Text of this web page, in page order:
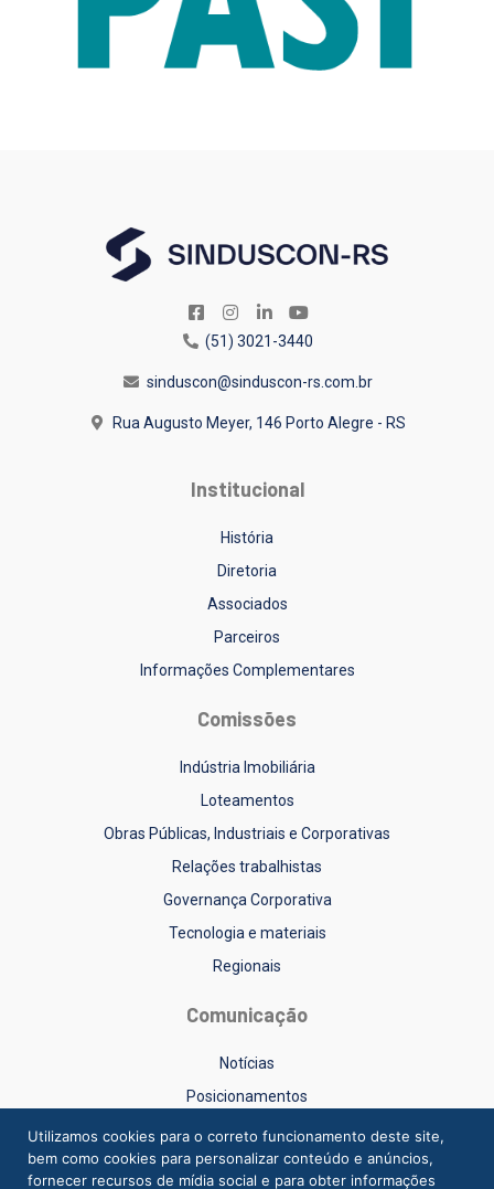
(51) 3021-3440
sinduscon@sinduscon-rs.com.br
Rua Augusto Meyer, 146 Porto Alegre - RS
Institucional
História
Diretoria
Associados
Parceiros
Informações Complementares
Comissões
Indústria Imobiliária
Loteamentos
Obras Públicas, Industriais e Corporativas
Relações trabalhistas
Governança Corporativa
Tecnologia e materiais
Regionais
Comunicação
Notícias
Posicionamentos
Sinduscon-RS na Mídia
Vídeos
Utilizamos cookies para o correto funcionamento deste site,
bem como cookies para personalizar conteúdo e anúncios,
fornecer recursos de mídia social e para obter informações